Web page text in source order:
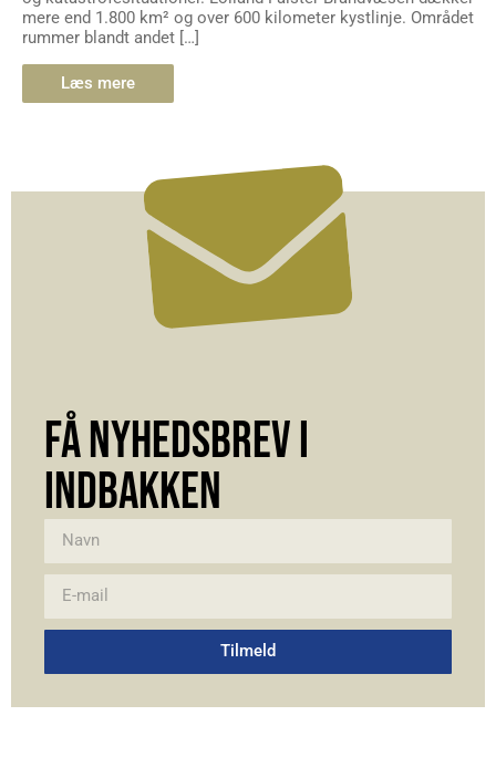
mere end 1.800 km² og over 600 kilometer kystlinje. Området
rummer blandt andet […]
Læs mere
FÅ NYHEDSBREV I
INDBAKKEN
Tilmeld